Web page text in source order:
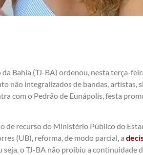
Bahia (TJ-BA) ordenou, nesta terça-
não integralizados de bandas, artistas,
com o Pedrão de Eunápolis, festa
de recurso do Ministério Público do
(UB), reforma, de modo parcial, a
seja, o TJ-BA não proibiu a continuidade